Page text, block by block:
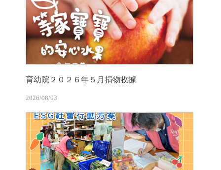
育幼院２０２６年５月捐物收據
2026/08/03